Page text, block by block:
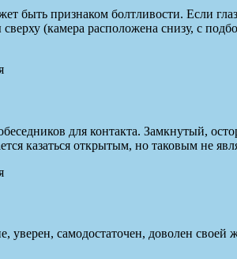
быть признаком болтливости. Если
(камера расположена снизу, с
для контакта. Замкнутый,
казаться открытым, но таковым не
уверен, самодостаточен, доволен